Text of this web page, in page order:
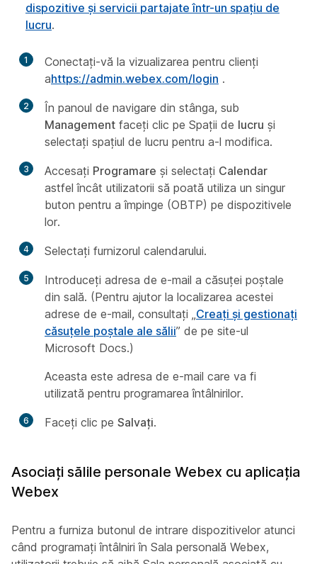
dispozitive și servicii partajate într-un spațiu de
lucru.
1
Conectați-vă la vizualizarea pentru clienți
ahttps://admin.webex.com/login .
2
În panoul de navigare din stânga, sub
Management faceți clic pe Spații de lucru și
selectați spațiul de lucru pentru a-l modifica.
3 Accesați Programare și selectați Calendar
astfel încât utilizatorii să poată utiliza un singur
buton pentru a împinge (OBTP) pe dispozitivele
lor.
4 Selectați furnizorul calendarului.
5
Introduceți adresa de e-mail a căsuței poștale
din sală. (Pentru ajutor la localizarea acestei
adrese de e-mail, consultați „Creați și gestionați
căsuțele poștale ale sălii” de pe site-ul
Microsoft Docs.)
Aceasta este adresa de e-mail care va fi
utilizată pentru programarea întâlnirilor.
6 Faceți clic pe Salvați.
Asociați sălile personale Webex cu aplicația
Webex
Pentru a furniza butonul de intrare dispozitivelor atunci
când programați întâlniri în Sala personală Webex,